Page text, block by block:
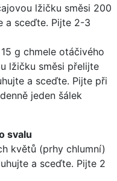
lžičku směsi 200
a sceďte. Pijte 2-3
g chmele otáčivého
lžičku směsi přelijte
a sceďte. Pijte při
jeden šálek
svalu
květů (prhy chlumní)
a sceďte. Pijte 2